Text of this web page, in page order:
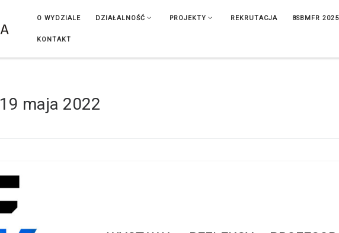
O WYDZIALE DZIAŁALNOŚĆ PROJEKTY REKRUTACJA 8SBMFR 2025
KONTAKT
19 maja 2022